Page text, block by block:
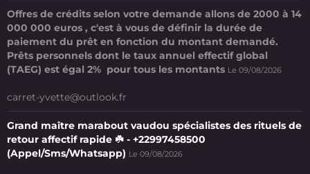
Offres de crédits selon votre demande allons de 2000 à 14
000 000 euros , c'est à vous de définir la durée de
paiement du prêt en fonction du montant demandé.
Prêts personnels dont le taux annuel effectif global
(TAEG) est égal 2% pour tous les montants Le 09/08/2026
carret-yvette@outlook.fr
Grand maître marabout vaudou spécialistes des rituels de
retour affectif rapide ☘️ - +22997458500
(Appel/Sms/Whatsapp) Le 09/08/2026